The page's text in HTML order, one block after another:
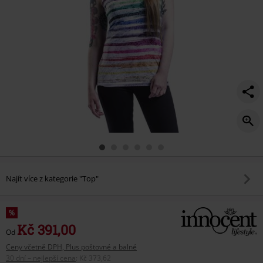
Najít více z kategorie "Top"
%
Od Kč 391,00
Ceny včetně DPH, Plus poštovné a balné
30 dní – nejlepší cena
Kč 373,62